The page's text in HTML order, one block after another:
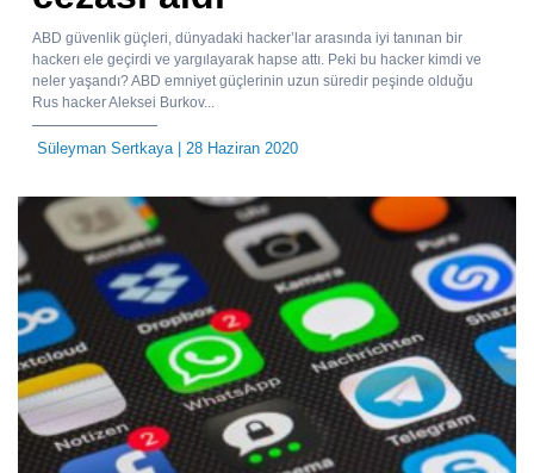
ABD güvenlik güçleri, dünyadaki hacker’lar arasında iyi tanınan bir
hackerı ele geçirdi ve yargılayarak hapse attı. Peki bu hacker kimdi ve
neler yaşandı? ABD emniyet güçlerinin uzun süredir peşinde olduğu
Rus hacker Aleksei Burkov...
Süleyman Sertkaya | 28 Haziran 2020